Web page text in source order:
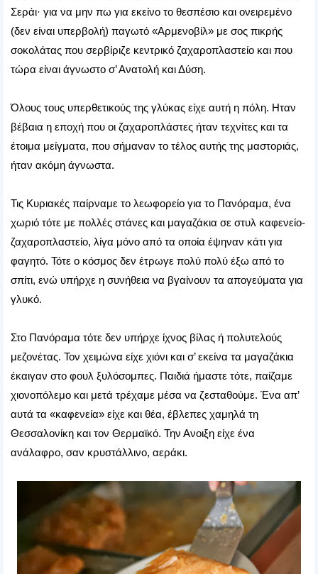
Σεράι· για να μην πω για εκείνο το θεσπέσιο και ονειρεμένο
(δεν είναι υπερβολή) παγωτό «Αρμενοβίλ» με σος πικρής
σοκολάτας που σερβίριζε κεντρικό ζαχαροπλαστείο και που
τώρα είναι άγνωστο σ’ Ανατολή και Δύση.
Όλους τους υπερθετικούς της γλύκας είχε αυτή η πόλη. Ηταν
βέβαια η εποχή που οι ζαχαροπλάστες ήταν τεχνίτες και τα
έτοιμα μείγματα, που σήμαναν το τέλος αυτής της μαστοριάς,
ήταν ακόμη άγνωστα.
Τις Κυριακές παίρναμε το λεωφορείο για το Πανόραμα, ένα
χωριό τότε με πολλές στάνες και μαγαζάκια σε στυλ καφενείο-
ζαχαροπλαστείο, λίγα μόνο από τα οποία έψηναν κάτι για
φαγητό. Τότε ο κόσμος δεν έτρωγε πολύ πολύ έξω από το
σπίτι, ενώ υπήρχε η συνήθεια να βγαίνουν τα απογεύματα για
γλυκό.
Στο Πανόραμα τότε δεν υπήρχε ίχνος βίλας ή πολυτελούς
μεζονέτας. Τον χειμώνα είχε χιόνι και σ’ εκείνα τα μαγαζάκια
έκαιγαν στο φουλ ξυλόσομπες. Παιδιά ήμαστε τότε, παίζαμε
χιονοπόλεμο και μετά τρέχαμε μέσα να ζεσταθούμε. Ένα απ’
αυτά τα «καφενεία» είχε και θέα, έβλεπες χαμηλά τη
Θεσσαλονίκη και τον Θερμαϊκό. Την Ανοιξη είχε ένα
ανάλαφρο, σαν κρυστάλλινο, αεράκι.